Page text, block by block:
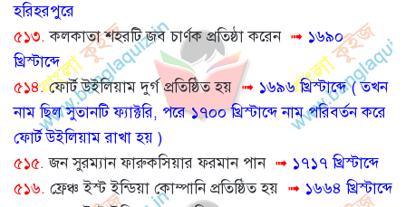
হরিহরপুরে
৫১৩.কলকাতা শহরটি জব চার্ণক প্রতিষ্ঠা করেন ➟ ১৬৯০
খ্রিস্টাব্দে
৫১৪.ফোর্ট উইলিয়াম দুর্গ প্রতিষ্ঠিত হয়➟ ১৬৯৬ খ্রিস্টাব্দে ( তখন
নাম ছিল সুতানটি ফ্যাক্টরি, পরে ১৭০০ খ্রিস্টাব্দে নাম পরিবর্তন করে
ফোর্ট উইলিয়াম রাখা হয় )
৫১৫. জন সুরম্যান ফারুকসিয়ার ফরমান পান ➟ ১৭১৭ খ্রিস্টাব্দে
৫১৬. ফ্রেঞ্চ ইস্ট ইন্ডিয়া কোম্পানি প্রতিষ্ঠিত হয় ➟ ১৬৬৪ খ্রিস্টাব্দে